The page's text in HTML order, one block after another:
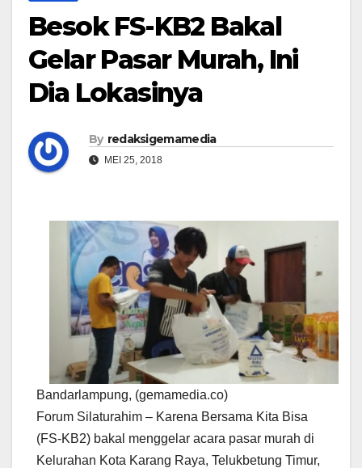
Besok FS-KB2 Bakal
Gelar Pasar Murah, Ini
Dia Lokasinya
By redaksigemamedia
MEI 25, 2018
Bandarlampung, (gemamedia.co)
Forum Silaturahim – Karena Bersama Kita Bisa
(FS-KB2) bakal menggelar acara pasar murah di
Kelurahan Kota Karang Raya, Telukbetung Timur,